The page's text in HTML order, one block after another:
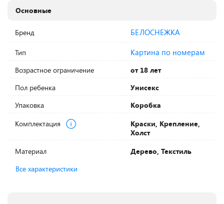
Основные
Бренд БЕЛОСНЕЖКА
Тип Картина по номерам
Возрастное ограничение
от 18 лет
Пол ребенка
Унисекс
Упаковка
Коробка
Комплектация
Краски, Крепление,
Холст
Материал
Дерево, Текстиль
Все характеристики